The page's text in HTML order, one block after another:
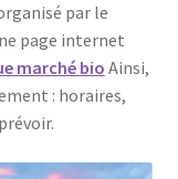
par le
page internet
marché bio Ainsi,
: horaires,